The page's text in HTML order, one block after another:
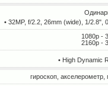
• 32MP, f/2.2, 26mm (wide), 1/2.8",
1080p -
2160p -
• High Dynamic
гироскоп,